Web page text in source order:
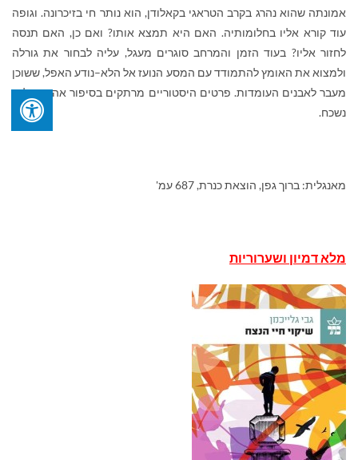
אמונתה שהוא נהרג בקרב הטראגי בקאלודן, הוא נותר חי בזיכרונה. וגופה
עוד קורא אליו בחלומותיה. האם היא תמצא אותו? ואם כן, האם תנסה
לחזור אליו? בעוד הזמן והמרחב סוגרים מעגל, עליה לבחור את גורלה
ולמצוא את האומץ להתמודד עם המסע הנועז אל הלא–נודע האפל, ששוכן
מעבר לאבנים העומדות. פרטים היסטוריים מרתקים בסיפור אהבה בלתי
נשכח.
מאנגלית: ברוך גפן, הוצאת כנרת, 687 עמ'
מלא דמיון ושערוריות